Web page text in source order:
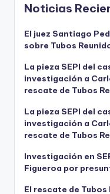
Noticias
El juez Santiago
sobre Tubos
La pieza SEPI del
investigación a
rescate de Tubos
La pieza SEPI del
investigación a
rescate de Tubos
Investigación en
Figueroa por
El rescate de Tubos